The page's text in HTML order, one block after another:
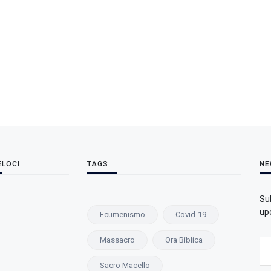
TAGS
Ecumenismo Covid-19
Massacro Ora Biblica
Sacro Macello